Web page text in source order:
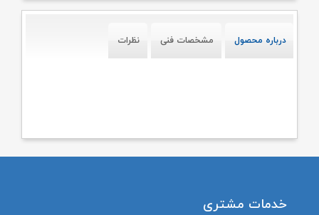
درباره محصول مشخصات فنی نظرات
خدمات مشتری